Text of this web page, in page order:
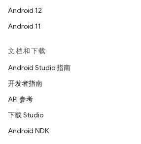
Android 12
Android 11
文档和下载
Android Studio 指南
开发者指南
API 参考
下载 Studio
Android NDK